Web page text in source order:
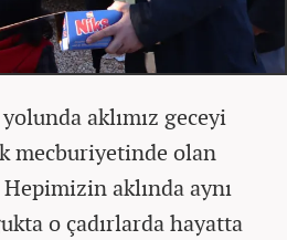
aklımız geceyi
mecburiyetinde olan
aklında aynı
o çadırlarda hayatta